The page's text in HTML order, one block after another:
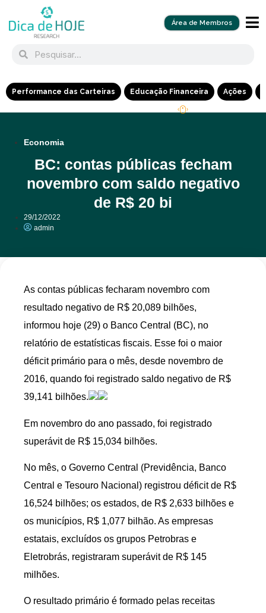
Área de Membros
Performance das Carteiras Educação Financeira Ações
Economia
BC: contas públicas fecham
novembro com saldo negativo
de R$ 20 bi
29/12/2022
admin
As contas públicas fecharam novembro com
resultado negativo de R$ 20,089 bilhões,
informou hoje (29) o Banco Central (BC), no
relatório de estatísticas fiscais. Esse foi o maior
déficit primário para o mês, desde novembro de
2016, quando foi registrado saldo negativo de R$
39,141 bilhões.
Em novembro do ano passado, foi registrado
superávit de R$ 15,034 bilhões.
No mês, o Governo Central (Previdência, Banco
Central e Tesouro Nacional) registrou déficit de R$
16,524 bilhões; os estados, de R$ 2,633 bilhões e
os municípios, R$ 1,077 bilhão. As empresas
estatais, excluídos os grupos Petrobras e
Eletrobrás, registraram superávit de R$ 145
milhões.
O resultado primário é formado pelas receitas